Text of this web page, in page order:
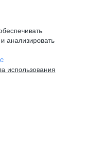
анализировать
использования